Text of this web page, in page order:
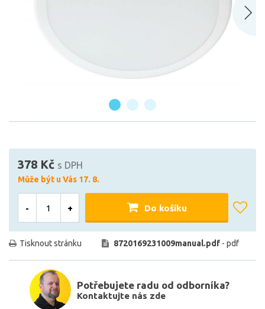
378 Kč s DPH
Může být u Vás 17. 8.
- + Do košíku
Tisknout stránku 8720169231009manual.pdf - pdf
Potřebujete radu od odborníka?
Kontaktujte nás zde